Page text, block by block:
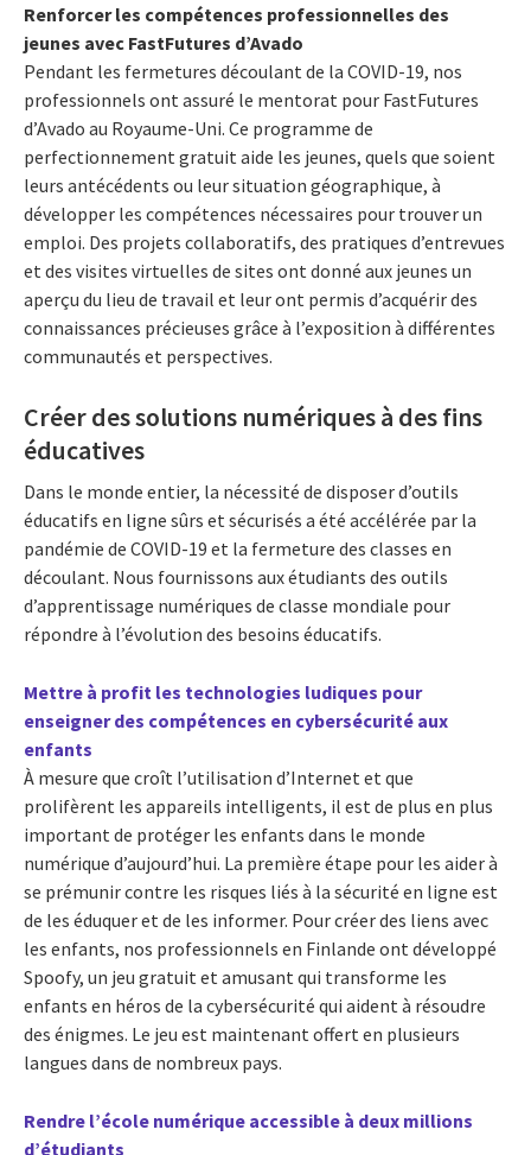
Renforcer les compétences professionnelles des
jeunes avec FastFutures d’Avado
Pendant les fermetures découlant de la COVID-19, nos
professionnels ont assuré le mentorat pour FastFutures
d’Avado au Royaume-Uni. Ce programme de
perfectionnement gratuit aide les jeunes, quels que soient
leurs antécédents ou leur situation géographique, à
développer les compétences nécessaires pour trouver un
emploi. Des projets collaboratifs, des pratiques d’entrevues
et des visites virtuelles de sites ont donné aux jeunes un
aperçu du lieu de travail et leur ont permis d’acquérir des
connaissances précieuses grâce à l’exposition à différentes
communautés et perspectives.
Créer des solutions numériques à des fins
éducatives
Dans le monde entier, la nécessité de disposer d’outils
éducatifs en ligne sûrs et sécurisés a été accélérée par la
pandémie de COVID-19 et la fermeture des classes en
découlant. Nous fournissons aux étudiants des outils
d’apprentissage numériques de classe mondiale pour
répondre à l’évolution des besoins éducatifs.
Mettre à profit les technologies ludiques pour
enseigner des compétences en cybersécurité aux
enfants
À mesure que croît l’utilisation d’Internet et que
prolifèrent les appareils intelligents, il est de plus en plus
important de protéger les enfants dans le monde
numérique d’aujourd’hui. La première étape pour les aider à
se prémunir contre les risques liés à la sécurité en ligne est
de les éduquer et de les informer. Pour créer des liens avec
les enfants, nos professionnels en Finlande ont développé
Spoofy, un jeu gratuit et amusant qui transforme les
enfants en héros de la cybersécurité qui aident à résoudre
des énigmes. Le jeu est maintenant offert en plusieurs
langues dans de nombreux pays.
Rendre l’école numérique accessible à deux millions
d’étudiants